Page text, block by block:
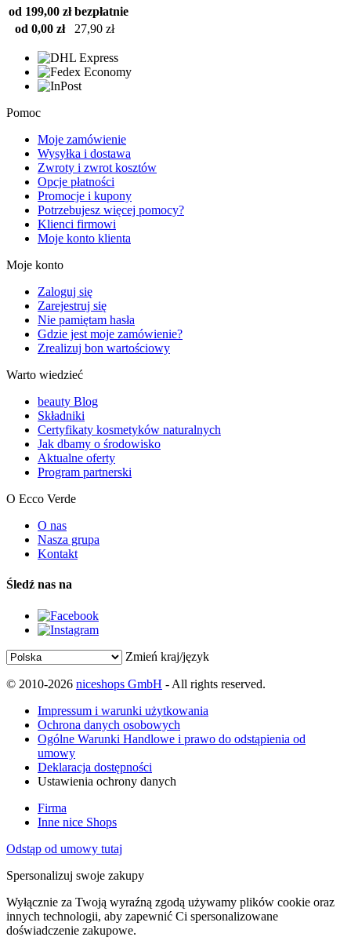
od 199,00 zł bezpłatnie
od 0,00 zł
27,90 zł
Pomoc
Moje zamówienie
Wysyłka i dostawa
Zwroty i zwrot kosztów
Opcje płatności
Promocje i kupony
Potrzebujesz więcej pomocy?
Klienci firmowi
Moje konto klienta
Moje konto
Zaloguj się
Zarejestruj się
Nie pamiętam hasła
Gdzie jest moje zamówienie?
Zrealizuj bon wartościowy
Warto wiedzieć
beauty Blog
Składniki
Certyfikaty kosmetyków naturalnych
Jak dbamy o środowisko
Aktualne oferty
Program partnerski
O Ecco Verde
O nas
Nasza grupa
Kontakt
Śledź nas na
Zmień kraj/język
© 2010-2026 niceshops GmbH - All rights reserved.
Impressum i warunki użytkowania
Ochrona danych osobowych
Ogólne Warunki Handlowe i prawo do odstąpienia od
umowy
Deklaracja dostępności
Ustawienia ochrony danych
Firma
Inne nice Shops
Odstąp od umowy tutaj
Spersonalizuj swoje zakupy
Wyłącznie za Twoją wyraźną zgodą używamy plików cookie oraz
innych technologii, aby zapewnić Ci spersonalizowane
doświadczenie zakupowe.